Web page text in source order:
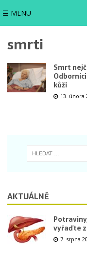
☰ MENU
smrti
Smrt
kůži
13. února
AKTUÁLNĚ
vyřaďte
7. srpna